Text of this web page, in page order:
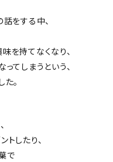
をする中、
を持てなくなり、
てしまうという、
。
したり、
で